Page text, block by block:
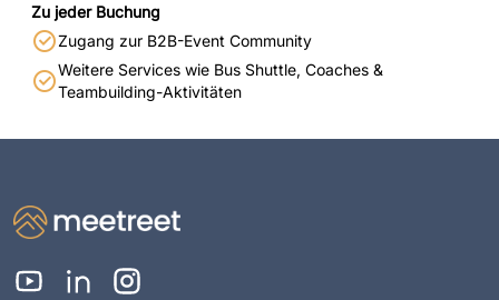
Zu jeder Buchung
Zugang zur B2B-Event Community
Weitere Services wie Bus Shuttle, Coaches &
Teambuilding-Aktivitäten